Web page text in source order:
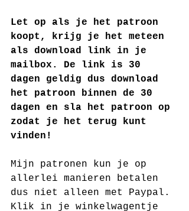
Let op als je het patroon
koopt, krijg je het meteen
als download link in je
mailbox. De link is 30
dagen geldig dus download
het patroon binnen de 30
dagen en sla het patroon op
zodat je het terug kunt
vinden!
Mijn patronen kun je op
allerlei manieren betalen
dus niet alleen met Paypal.
Klik in je winkelwagentje